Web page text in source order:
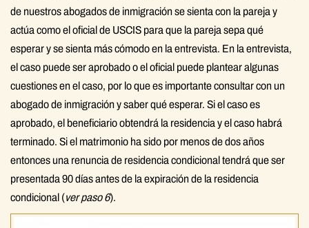
de nuestros abogados de inmigración se sienta con la pareja y
actúa como el oficial de USCIS para que la pareja sepa qué
esperar y se sienta más cómodo en la entrevista. En la entrevista,
el caso puede ser aprobado o el oficial puede plantear algunas
cuestiones en el caso, por lo que es importante consultar con un
abogado de inmigración y saber qué esperar. Si el caso es
aprobado, el beneficiario obtendrá la residencia y el caso habrá
terminado. Si el matrimonio ha sido por menos de dos años
entonces una renuncia de residencia condicional tendrá que ser
presentada 90 días antes de la expiración de la residencia
condicional (ver paso 6).